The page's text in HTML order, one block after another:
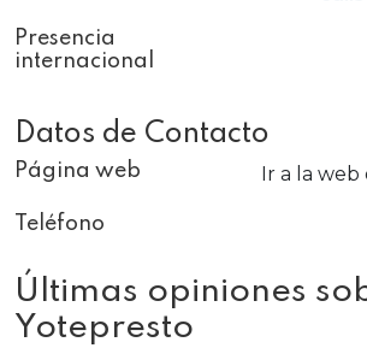
Presencia
internacional
Datos de Contacto
Página web Ir a la web
Teléfono
Últimas opiniones
Yotepresto